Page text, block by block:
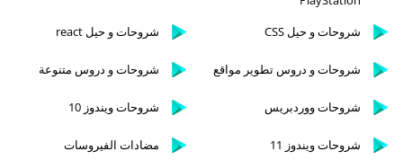
شروحات و حيل CSS شروحات و حيل react
شروحات و دروس تطوير مواقع شروحات و دروس متنوعة
شروحات ووردبريس شروحات ويندوز 10
شروحات ويندوز 11 مضادات الفيروسات